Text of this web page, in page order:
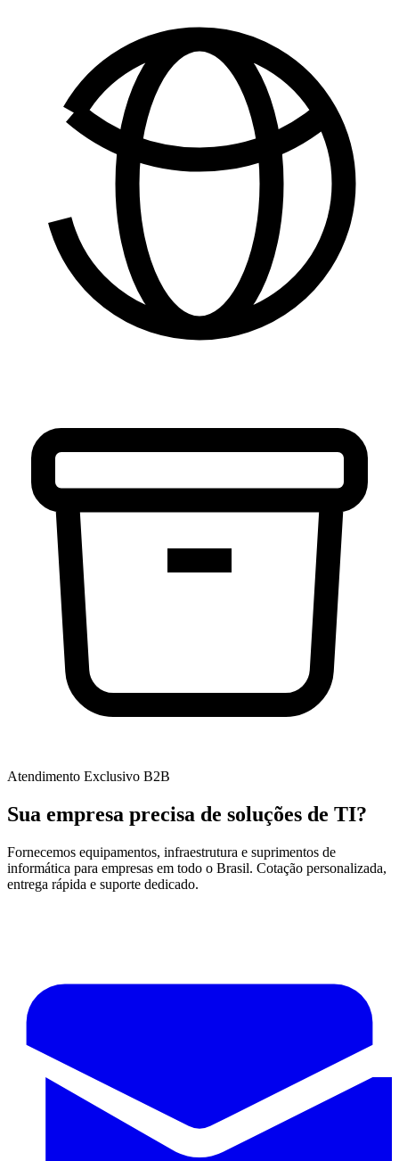
Atendimento Exclusivo B2B
Sua empresa precisa de soluções de TI?
Fornecemos equipamentos, infraestrutura e suprimentos de
informática para empresas em todo o Brasil. Cotação personalizada,
entrega rápida e suporte dedicado.